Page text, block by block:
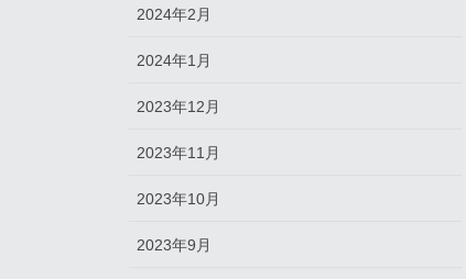
2024年2月
2024年1月
2023年12月
2023年11月
2023年10月
2023年9月